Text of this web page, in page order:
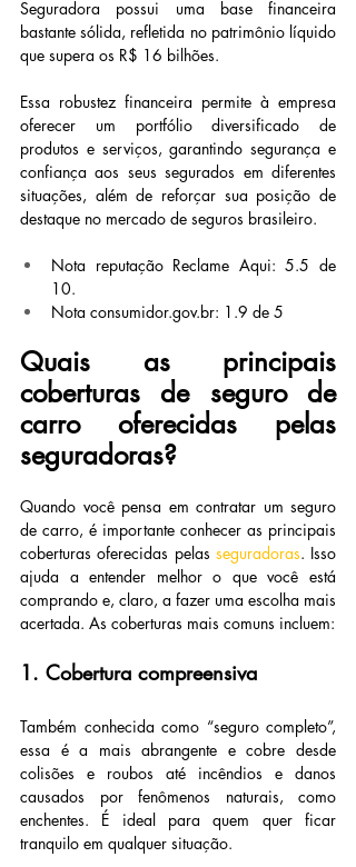
Seguradora possui uma base financeira
bastante sólida, refletida no patrimônio líquido
que supera os R$ 16 bilhões.
Essa robustez financeira permite à empresa
oferecer um portfólio diversificado de
produtos e serviços, garantindo segurança e
confiança aos seus segurados em diferentes
situações, além de reforçar sua posição de
destaque no mercado de seguros brasileiro.
Nota reputação Reclame Aqui: 5.5 de
10.
Nota consumidor.gov.br: 1.9 de 5
Quais as principais
coberturas de seguro de
carro oferecidas pelas
seguradoras?
Quando você pensa em contratar um seguro
de carro, é importante conhecer as principais
coberturas oferecidas pelas seguradoras. Isso
ajuda a entender melhor o que você está
comprando e, claro, a fazer uma escolha mais
acertada. As coberturas mais comuns incluem:
1. Cobertura compreensiva
Também conhecida como “seguro completo”,
essa é a mais abrangente e cobre desde
colisões e roubos até incêndios e danos
causados por fenômenos naturais, como
enchentes. É ideal para quem quer ficar
tranquilo em qualquer situação.